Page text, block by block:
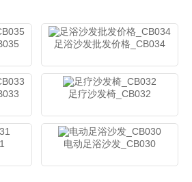
足浴沙发批发价格_CB034
足疗沙发椅_CB032
电动足浴沙发_CB030